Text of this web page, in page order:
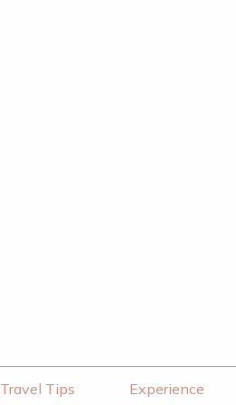
Travel Tips Experience